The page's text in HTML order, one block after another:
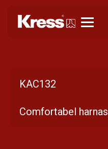
KAC132
Comfortabel harnas